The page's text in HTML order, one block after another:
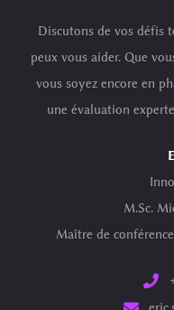
Discutons de vos défis
peux vous aider. Que
vous soyez encore en
une évaluation
M.Sc.
Maître de